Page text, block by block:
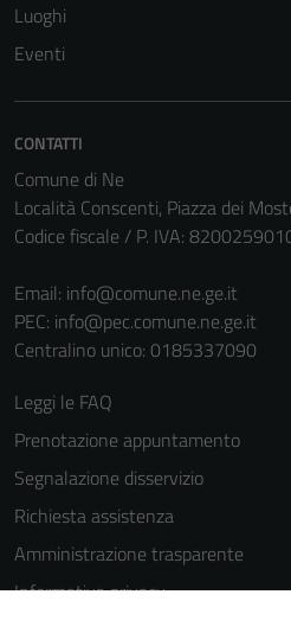
Luoghi
Eventi
CONTATTI
Comune di Ne
Località Conscenti, Piazza dei
Codice fiscale / P. IVA:
Email: info@comune.ne.ge.it
PEC: info@pec.comune.ne.ge.it
Centralino unico: 0185337090
Leggi le FAQ
Prenotazione appuntamento
Segnalazione disservizio
Richiesta assistenza
Amministrazione trasparente
Informativa privacy